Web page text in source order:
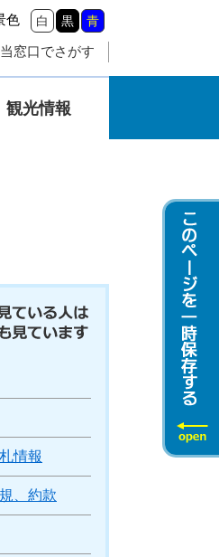
色 白 黒 青
窓口でさがす
観光情報
情報
、約款